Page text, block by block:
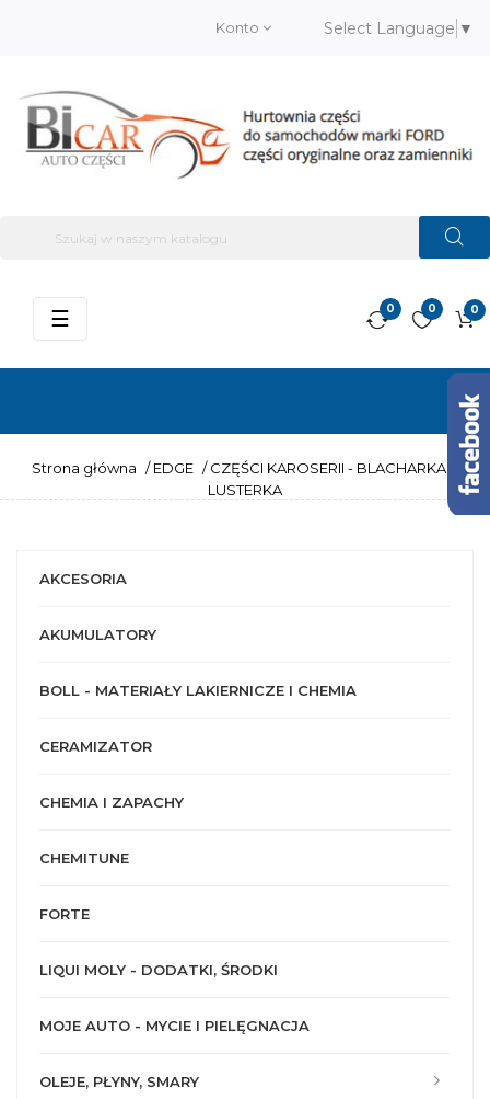
Konto Select Language ▼
0
0
0
Przełącz
☰
Strona główna / EDGE / CZĘŚCI KAROSERII - BLACHARKA
LUSTERKA
AKCESORIA
AKUMULATORY
BOLL - MATERIAŁY LAKIERNICZE I CHEMIA
CERAMIZATOR
CHEMIA I ZAPACHY
CHEMITUNE
FORTE
LIQUI MOLY - DODATKI, ŚRODKI
MOJE AUTO - MYCIE I PIELĘGNACJA
OLEJE, PŁYNY, SMARY